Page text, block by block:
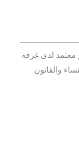
لدى غرفة
والقانون